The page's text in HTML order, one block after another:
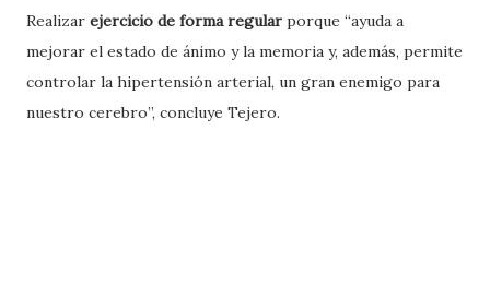
Realizar ejercicio de forma regular porque “ayuda a
mejorar el estado de ánimo y la memoria y, además, permite
controlar la hipertensión arterial, un gran enemigo para
nuestro cerebro”, concluye Tejero.